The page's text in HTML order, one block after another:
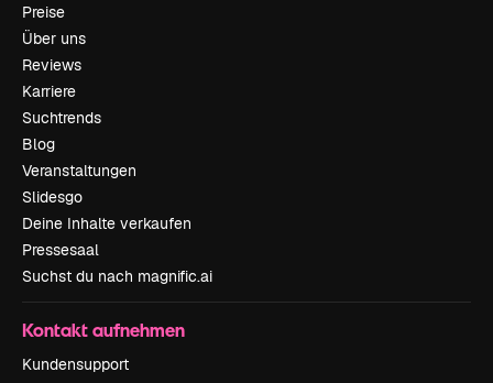
Preise
Über uns
Reviews
Karriere
Suchtrends
Blog
Veranstaltungen
Slidesgo
Deine Inhalte verkaufen
Pressesaal
Suchst du nach magnific.ai
Kontakt aufnehmen
Kundensupport